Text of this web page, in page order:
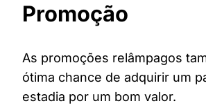
Promoção
As promoções relâmpagos
ótima chance de adquirir um
estadia por um bom valor.